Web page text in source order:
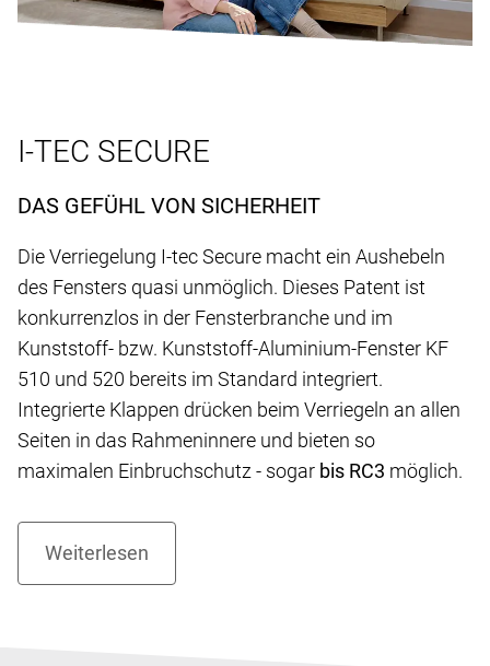
I-TEC SECURE
DAS GEFÜHL VON SICHERHEIT
Die Verriegelung I-tec Secure macht ein Aushebeln
des Fensters quasi unmöglich. Dieses Patent ist
konkurrenzlos in der Fensterbranche und im
Kunststoff- bzw. Kunststoff-Aluminium-Fenster KF
510 und 520 bereits im Standard integriert.
Integrierte Klappen drücken beim Verriegeln an allen
Seiten in das Rahmeninnere und bieten so
maximalen Einbruchschutz - sogar bis RC3 möglich.